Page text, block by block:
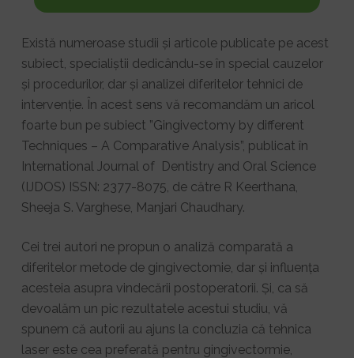
Există numeroase studii și articole publicate pe acest
subiect, specialiștii dedicându-se în special cauzelor
și procedurilor, dar și analizei diferitelor tehnici de
intervenție. În acest sens vă recomandăm un aricol
foarte bun pe subiect ”Gingivectomy by different
Techniques – A Comparative Analysis”, publicat în
International Journal of Dentistry and Oral Science
(IJDOS) ISSN: 2377-8075, de către R Keerthana,
Sheeja S. Varghese, Manjari Chaudhary.
Cei trei autori ne propun o analiză comparată a
diferitelor metode de gingivectomie, dar și influența
acesteia asupra vindecării postoperatorii. Și, ca să
devoalăm un pic rezultatele acestui studiu, vă
spunem că autorii au ajuns la concluzia că tehnica
laser este cea preferată pentru gingivectormie,